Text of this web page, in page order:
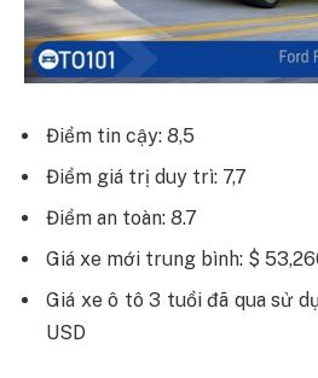
Điểm tin cậy: 8,5
Điểm giá trị duy trì: 7,7
Điểm an toàn: 8.7
Giá xe mới trung bình: $
Giá xe ô tô 3 tuổi đã qua sử
USD